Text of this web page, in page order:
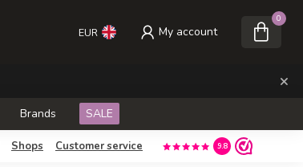
×
EUR My account
0
Brands SALE
Shops Customer service 9.8